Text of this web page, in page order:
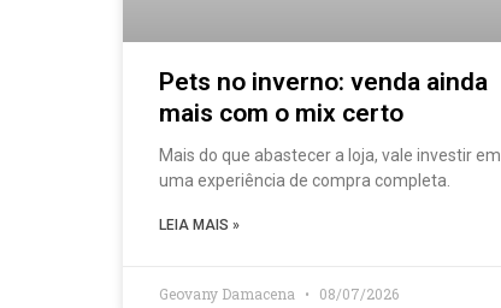
Pets no inverno: venda ainda
mais com o mix certo
Mais do que abastecer a loja, vale investir em
uma experiência de compra completa.
LEIA MAIS »
Geovany Damacena 08/07/2026